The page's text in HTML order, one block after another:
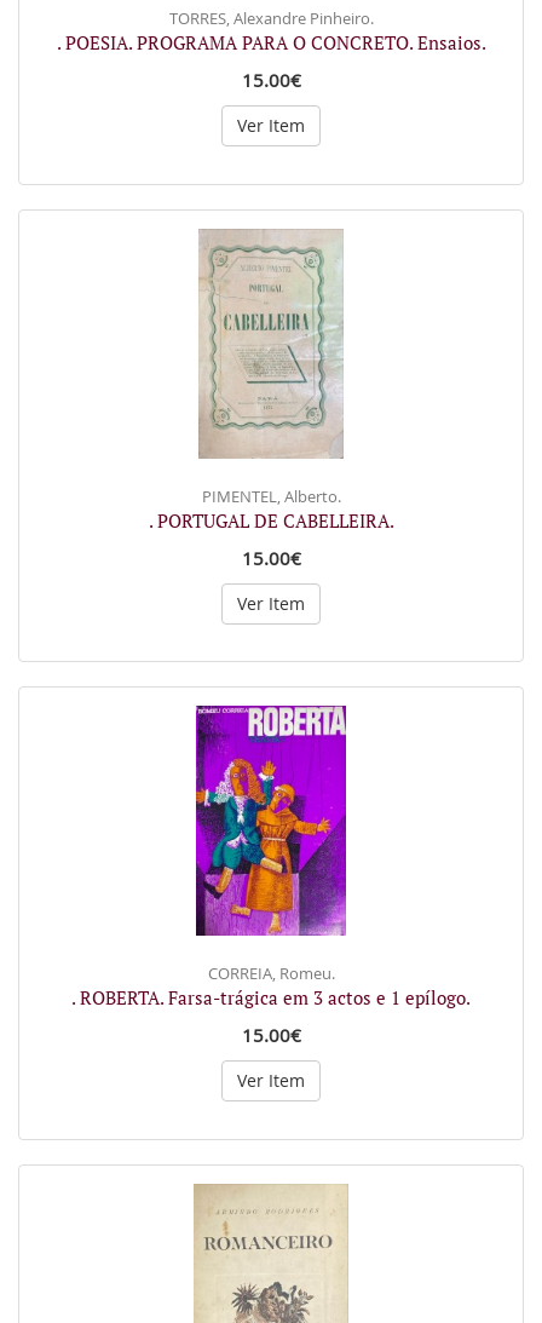
TORRES, Alexandre Pinheiro.
. POESIA. PROGRAMA PARA O CONCRETO. Ensaios.
15.00€
Ver Item
PIMENTEL, Alberto.
. PORTUGAL DE CABELLEIRA.
15.00€
Ver Item
CORREIA, Romeu.
. ROBERTA. Farsa-trágica em 3 actos e 1 epílogo.
15.00€
Ver Item